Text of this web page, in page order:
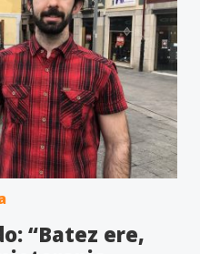
“Batez ere,